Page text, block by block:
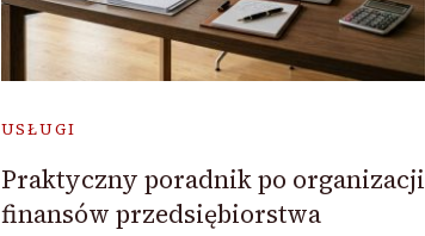
USŁUGI
Praktyczny poradnik po organizacji
finansów przedsiębiorstwa